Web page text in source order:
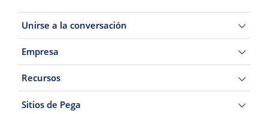
Unirse a la conversación
Empresa
Recursos
Sitios de Pega